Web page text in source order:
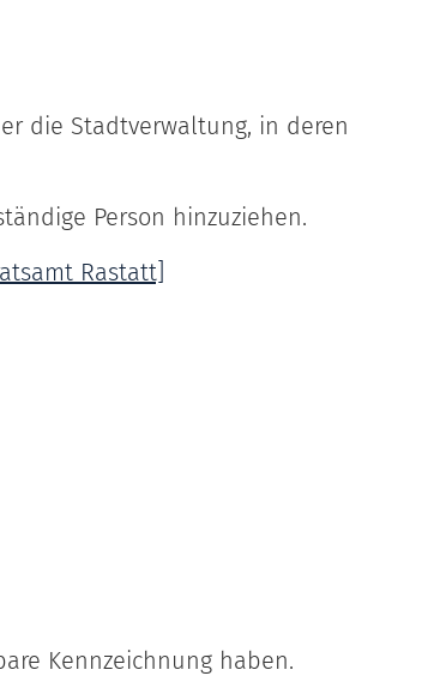
die Stadtverwaltung, in deren
Person hinzuziehen.
Rastatt]
Kennzeichnung haben.